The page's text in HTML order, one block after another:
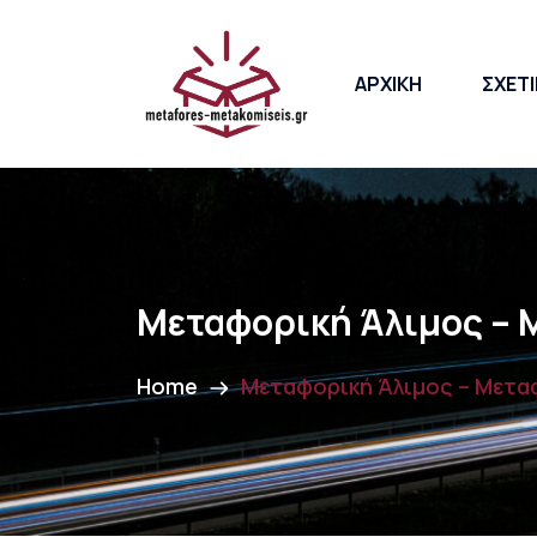
ΑΡΧΙΚΗ
Μεταφορική Άλιμος –
Home Μεταφορική Άλιμος –